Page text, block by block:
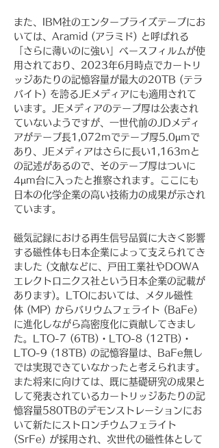
また、IBM社のエンタープライズテープにお
いては、Aramid (アラミド) と呼ばれる
「さらに薄いのに強い」ベースフィルムが使
用されており、2023年6月時点でカートリ
ッジあたりの記憶容量が最大の20TB (テラ
バイト) を誇るJEメディアにも適用されて
います。JEメディアのテープ厚は公表され
ていないようですが、一世代前のJDメディ
アがテープ長1,072mでテープ厚5.0µmで
あり、JEメディアはさらに長い1,163mと
の記述があるので、そのテープ厚はついに
4µm台に入ったと推察されます。ここにも
日本の化学企業の高い技術力の成果が示され
ています。
磁気記録における再生信号品質に大きく影響
する磁性体も日本企業によって支えられてき
ました (文献などに、戸田工業社やDOWA
エレクトロニクス社という日本企業の記載が
あります)。LTOにおいては、メタル磁性
体 (MP) からバリウムフェライト (BaFe)
に進化しながら高密度化に貢献してきまし
た。LTO-7 (6TB)・LTO-8 (12TB)・
LTO-9 (18TB) の記憶容量は、BaFe無し
では実現できていなかったと考えられます。
また将来に向けては、既に基礎研究の成果と
して発表されているカートリッジあたりの記
憶容量580TBのデモンストレーションにお
いて新たにストロンチウムフェライト
(SrFe) が採用され、次世代の磁性体として